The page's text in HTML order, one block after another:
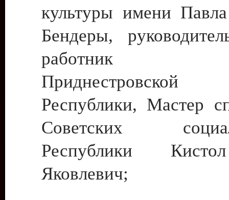
культуры имени
Бендеры,
работник
Приднестровской
Республики, Мастер
Советских
Республики
Яковлевич;